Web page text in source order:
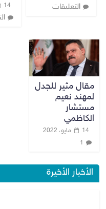
التعليقات 14 مايو، 2021
مقال مثير للجدل
لمهند نعيم
مستشار
الكاظمي
14 مايو، 2022
1
الأخبار الأخيرة